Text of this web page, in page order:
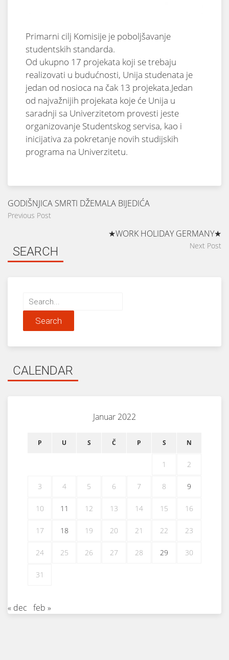
Primarni cilj Komisije je poboljšavanje
studentskih standarda.
Od ukupno 17 projekata koji se trebaju
realizovati u budućnosti, Unija studenata je
jedan od nosioca na čak 13 projekata.Jedan
od najvažnijih projekata koje će Unija u
saradnji sa Univerzitetom provesti jeste
organizovanje Studentskog servisa, kao i
inicijativa za pokretanje novih studijskih
programa na Univerzitetu.
GODIŠNJICA SMRTI DŽEMALA BIJEDIĆA
Previous Post
★WORK HOLIDAY GERMANY★
Next Post
SEARCH
Search
for:
CALENDAR
Januar 2022
P U S Č P S N
1 2
3 4 5 6 7 8 9
10 11 12 13 14 15 16
17 18 19 20 21 22 23
24 25 26 27 28 29 30
31
« dec feb »